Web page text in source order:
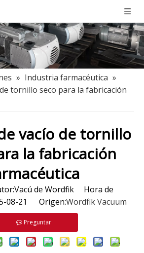
» Industria farmacéutica »
tornillo seco para la fabricación
vacío de tornillo
la fabricación
de Wordfik Hora de
08-21 Origen:Wordfik Vacuum
Preguntar